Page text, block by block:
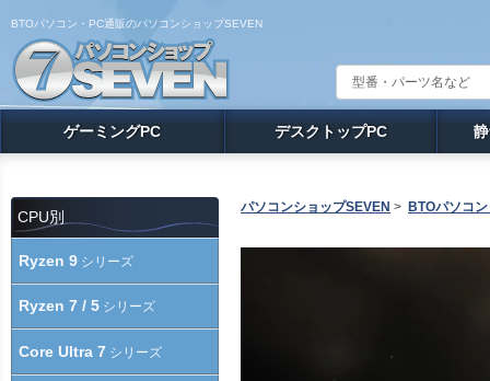
BTOパソコン・PC通販のパソコンショップSEVEN
ゲーミングPC デスクトップPC
パソコンショップSEVEN > BTOパソコ
CPU別
Ryzen 9 シリーズ
Ryzen 7 / 5 シリーズ
Core Ultra 7 シリーズ